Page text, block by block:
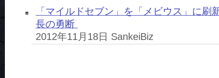
「マイルドセブン」を「メビウス」に
長の勇断
2012年11月18日 SankeiBiz